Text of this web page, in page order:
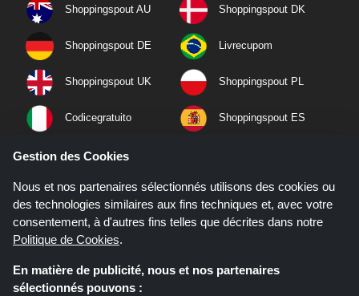
Shoppingspout AU Shoppingspout DK
Shoppingspout DE Livrecupom
Shoppingspout UK Shoppingspout PL
Codicegratuito Shoppingspout ES
Shoppingspout NL
Shoppingspout PT Shoppingspout NO
Gestion des Cookies
Nous et nos partenaires sélectionnés utilisons des cookies ou
des technologies similaires aux fins techniques et, avec votre
consentement, à d'autres fins telles que décrites dans notre
Politique de Cookies.
En matière de publicité, nous et nos partenaires
sélectionnés pouvons :